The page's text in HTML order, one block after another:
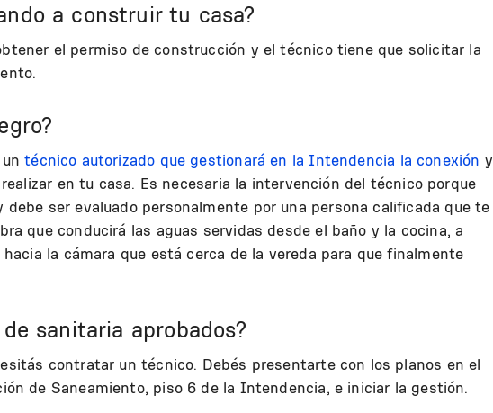
a construir tu casa?
el permiso de construcción y el técnico tiene que solicitar la
untécnico autorizado que gestionará en la Intendencia la conexión y
en tu casa. Es necesaria la intervención del técnico porque
debe ser evaluado personalmente por una persona calificada que te
que conducirá las aguas servidas desde el baño y la cocina, a
la cámara que está cerca de la vereda para que finalmente
sanitaria aprobados?
contratar un técnico. Debés presentarte con los planos en el
de Saneamiento, piso 6 de la Intendencia, e iniciar la gestión.